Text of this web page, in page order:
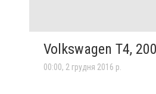
Volkswagen T4,
00:00, 2 грудня 2016 р.